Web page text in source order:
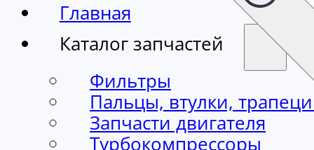
Главная
Каталог запчастей
Фильтры
Пальцы, втулки,
Запчасти двигателя
Турбокомпрессоры